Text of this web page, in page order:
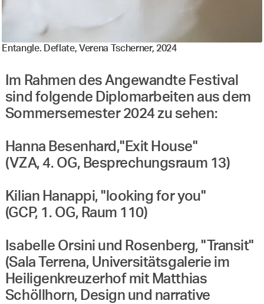
Entangle. Deflate, Verena Tscherner, 2024
Im Rahmen des Angewandte Festival
sind folgende Diplomarbeiten aus dem
Sommersemester 2024 zu sehen:
Hanna Besenhard,"Exit House"
(VZA, 4. OG, Besprechungsraum 13)
Kilian Hanappi, "looking for you"
(GCP, 1. OG, Raum 110)
Isabelle Orsini und Rosenberg, "Transit"
(Sala Terrena, Universitätsgalerie im
Heiligenkreuzerhof mit Matthias
Schöllhorn, Design und narrative